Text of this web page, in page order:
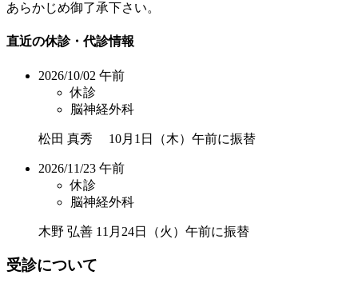
あらかじめ御了承下さい。
直近の休診・代診情報
2026/10/02 午前
休診
脳神経外科
松田 真秀 10月1日（木）午前に振替
2026/11/23 午前
休診
脳神経外科
木野 弘善 11月24日（火）午前に振替
受診について